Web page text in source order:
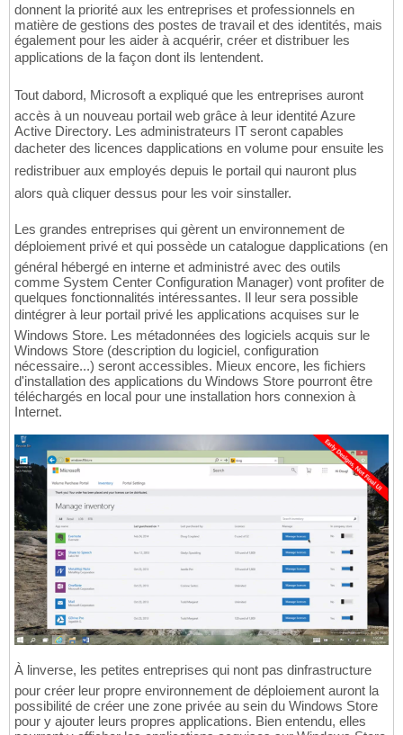
donnent la priorité aux les entreprises et professionnels en
matière de gestions des postes de travail et des identités, mais
également pour les aider à acquérir, créer et distribuer les
applications de la façon dont ils lentendent.
Tout dabord, Microsoft a expliqué que les entreprises auront
accès à un nouveau portail web grâce à leur identité Azure
Active Directory. Les administrateurs IT seront capables
dacheter des licences dapplications en volume pour ensuite les
redistribuer aux employés depuis le portail qui nauront plus
alors quà cliquer dessus pour les voir sinstaller.
Les grandes entreprises qui gèrent un environnement de
déploiement privé et qui possède un catalogue dapplications (en
général hébergé en interne et administré avec des outils
comme System Center Configuration Manager) vont profiter de
quelques fonctionnalités intéressantes. Il leur sera possible
dintégrer à leur portail privé les applications acquises sur le
Windows Store. Les métadonnées des logiciels acquis sur le
Windows Store (description du logiciel, configuration
nécessaire...) seront accessibles. Mieux encore, les fichiers
d'installation des applications du Windows Store pourront être
téléchargés en local pour une installation hors connexion à
Internet.
À linverse, les petites entreprises qui nont pas dinfrastructure
pour créer leur propre environnement de déploiement auront la
possibilité de créer une zone privée au sein du Windows Store
pour y ajouter leurs propres applications. Bien entendu, elles